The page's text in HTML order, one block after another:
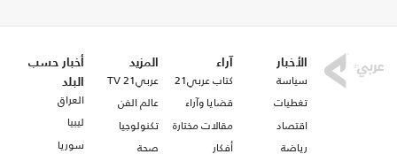
الأخبار
سياسة
تغطيات
اقتصاد
رياضة
آراء
كتاب عربي21
قضايا وآراء
مقالات مختارة
أفكار
المزيد
عربي21 TV
عالم الفن
تكنولوجيا
صحة
أخبار حسب
البلد
العراق
ليبيا
سوريا